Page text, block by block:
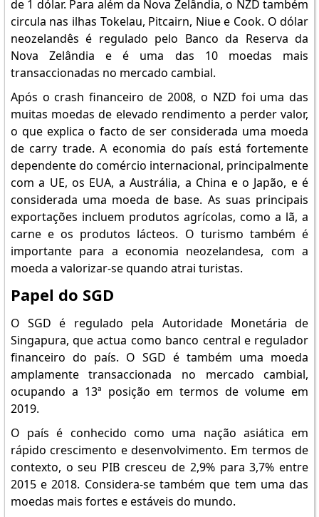
de 1 dólar. Para além da Nova Zelândia, o NZD também
circula nas ilhas Tokelau, Pitcairn, Niue e Cook. O dólar
neozelandês é regulado pelo Banco da Reserva da
Nova Zelândia e é uma das 10 moedas mais
transaccionadas no mercado cambial.
Após o crash financeiro de 2008, o NZD foi uma das
muitas moedas de elevado rendimento a perder valor,
o que explica o facto de ser considerada uma moeda
de carry trade. A economia do país está fortemente
dependente do comércio internacional, principalmente
com a UE, os EUA, a Austrália, a China e o Japão, e é
considerada uma moeda de base. As suas principais
exportações incluem produtos agrícolas, como a lã, a
carne e os produtos lácteos. O turismo também é
importante para a economia neozelandesa, com a
moeda a valorizar-se quando atrai turistas.
Papel do SGD
O SGD é regulado pela Autoridade Monetária de
Singapura, que actua como banco central e regulador
financeiro do país. O SGD é também uma moeda
amplamente transaccionada no mercado cambial,
ocupando a 13ª posição em termos de volume em
2019.
O país é conhecido como uma nação asiática em
rápido crescimento e desenvolvimento. Em termos de
contexto, o seu PIB cresceu de 2,9% para 3,7% entre
2015 e 2018. Considera-se também que tem uma das
moedas mais fortes e estáveis do mundo.